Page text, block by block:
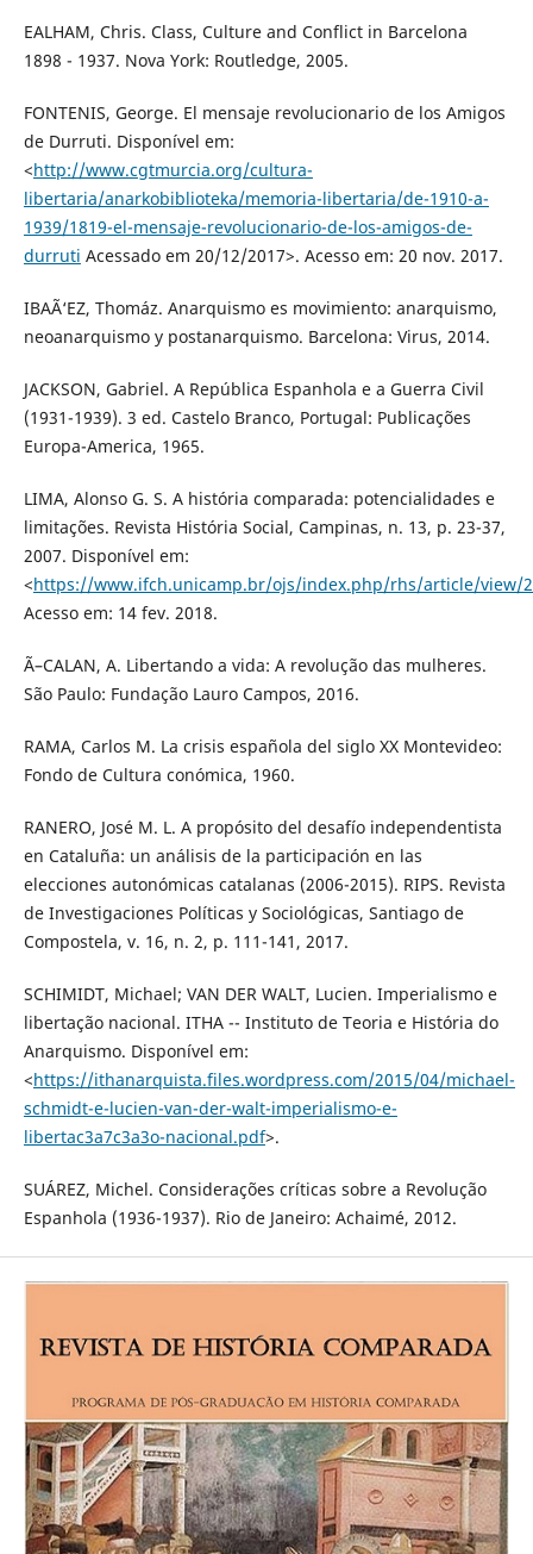
EALHAM, Chris. Class, Culture and Conflict in Barcelona
1898 - 1937. Nova York: Routledge, 2005.
FONTENIS, George. El mensaje revolucionario de los Amigos
de Durruti. Disponível em:
<http://www.cgtmurcia.org/cultura-
libertaria/anarkobiblioteka/memoria-libertaria/de-1910-a-
1939/1819-el-mensaje-revolucionario-de-los-amigos-de-
durruti Acessado em 20/12/2017>. Acesso em: 20 nov. 2017.
IBAÃ‘EZ, Thomáz. Anarquismo es movimiento: anarquismo,
neoanarquismo y postanarquismo. Barcelona: Virus, 2014.
JACKSON, Gabriel. A República Espanhola e a Guerra Civil
(1931-1939). 3 ed. Castelo Branco, Portugal: Publicações
Europa-America, 1965.
LIMA, Alonso G. S. A história comparada: potencialidades e
limitações. Revista História Social, Campinas, n. 13, p. 23-37,
2007. Disponível em:
<https://www.ifch.unicamp.br/ojs/index.php/rhs/article/view/
Acesso em: 14 fev. 2018.
Ã–CALAN, A. Libertando a vida: A revolução das mulheres.
São Paulo: Fundação Lauro Campos, 2016.
RAMA, Carlos M. La crisis española del siglo XX Montevideo:
Fondo de Cultura conómica, 1960.
RANERO, José M. L. A propósito del desafío independentista
en Cataluña: un análisis de la participación en las
elecciones autonómicas catalanas (2006-2015). RIPS. Revista
de Investigaciones Políticas y Sociológicas, Santiago de
Compostela, v. 16, n. 2, p. 111-141, 2017.
SCHIMIDT, Michael; VAN DER WALT, Lucien. Imperialismo e
libertação nacional. ITHA -- Instituto de Teoria e História do
Anarquismo. Disponível em:
<https://ithanarquista.files.wordpress.com/2015/04/michael-
schmidt-e-lucien-van-der-walt-imperialismo-e-
libertac3a7c3a3o-nacional.pdf>.
SUÁREZ, Michel. Considerações críticas sobre a Revolução
Espanhola (1936-1937). Rio de Janeiro: Achaimé, 2012.